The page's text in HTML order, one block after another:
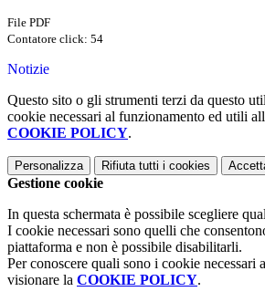
File PDF
Contatore click: 54
Notizie
Questo sito o gli strumenti terzi da questo
cookie necessari al funzionamento ed utili
COOKIE POLICY.
Personalizza Rifiuta tutti i cookies
Gestione cookie
In questa schermata è possibile scegliere
I cookie necessari sono quelli che
piattaforma e non è possibile disabilitarli.
Per conoscere quali sono i cookie necessari
visionare la COOKIE POLICY.